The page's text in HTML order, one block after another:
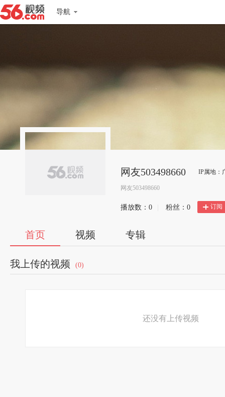
导航
网友503498660 IP属地：
网友503498660
播放数： 0 粉丝： 0 订阅
首页 视频 专辑
我上传的视频 (0)
还没有上传视频